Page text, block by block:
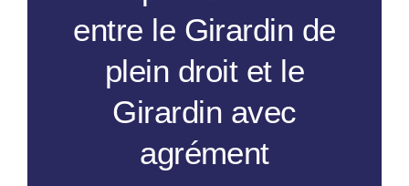
Nos publications
entre le Girardin de
plein droit et le
Girardin avec
agrément